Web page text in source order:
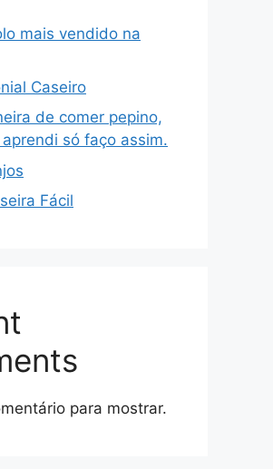
mais vendido na
Caseiro
de comer pepino,
só faço assim.
Fácil
para mostrar.